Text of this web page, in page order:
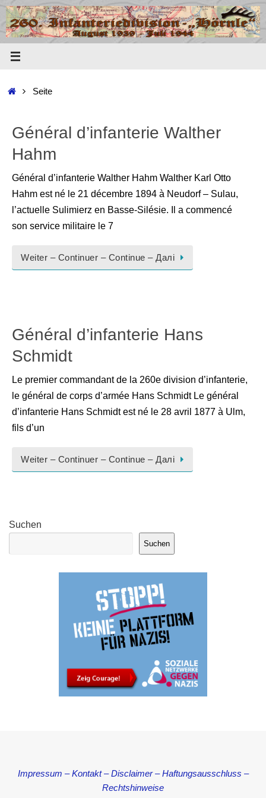
Zum
Inhalt
springen
StartSeite
Général d’infanterie Walther
Hahm
Général d’infanterie Walther Hahm Walther Karl Otto
Hahm est né le 21 décembre 1894 à Neudorf – Sulau,
l’actuelle Sulimierz en Basse-Silésie. Il a commencé
son service militaire le 7
Weiter – Continuer – Continue – Далі
Général d’infanterie Hans
Schmidt
Le premier commandant de la 260e division d’infanterie,
le général de corps d’armée Hans Schmidt Le général
d’infanterie Hans Schmidt est né le 28 avril 1877 à Ulm,
fils d’un
Weiter – Continuer – Continue – Далі
Suchen
Suchen
Impressum – Kontakt – Disclaimer – Haftungsausschluss –
Rechtshinweise